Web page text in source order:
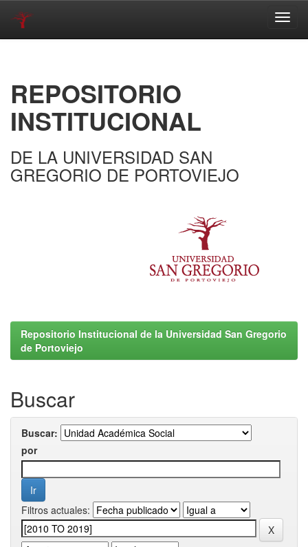
REPOSITORIO
INSTITUCIONAL
DE LA UNIVERSIDAD SAN
GREGORIO DE PORTOVIEJO
Repositorio Institucional de la Universidad San Gregorio
de Portoviejo
Buscar
Buscar:
por
Filtros actuales: